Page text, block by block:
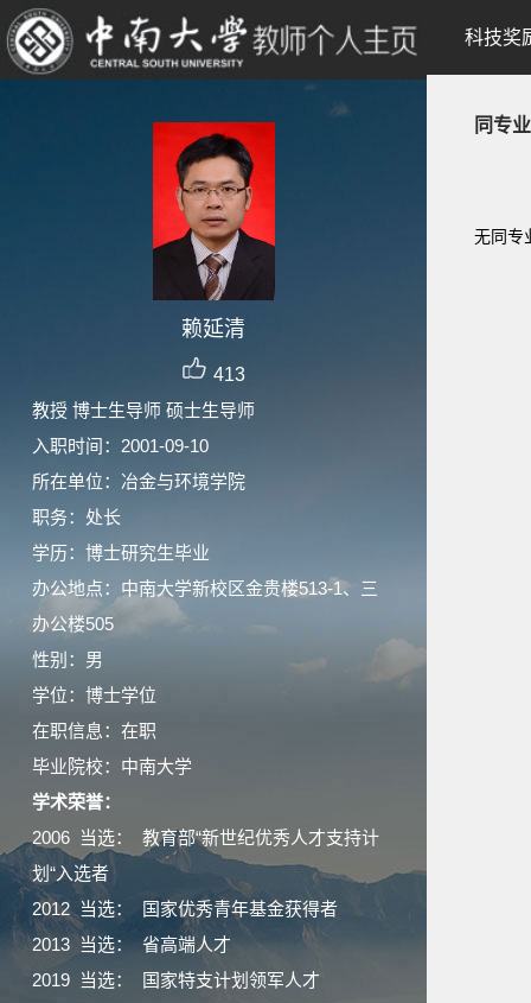
赖延清
413
教授 博士生导师 硕士生导师
入职时间：2001-09-10
所在单位：冶金与环境学院
职务：处长
学历：博士研究生毕业
办公地点：中南大学新校区金贵楼513-1、三
办公楼505
性别：男
学位：博士学位
在职信息：在职
毕业院校：中南大学
学术荣誉：
2006 当选： 教育部“新世纪优秀人才支持计
划“入选者
2012 当选： 国家优秀青年基金获得者
2013 当选： 省高端人才
2019 当选： 国家特支计划领军人才
科技奖
同专
无同专